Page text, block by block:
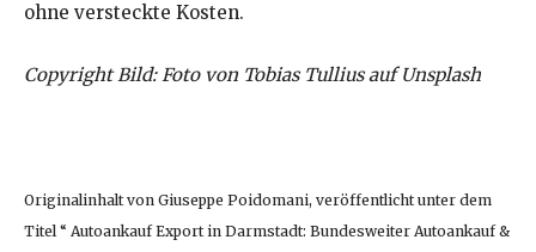
ohne versteckte Kosten.
Copyright Bild: Foto von Tobias Tullius auf Unsplash
Originalinhalt von Giuseppe Poidomani, veröffentlicht unter dem
Titel “ Autoankauf Export in Darmstadt: Bundesweiter Autoankauf &